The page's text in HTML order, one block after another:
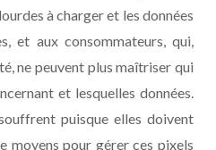
à charger et les données
et aux consommateurs, qui,
ne peuvent plus maîtriser qui
et lesquelles données.
puisque elles doivent
moyens pour gérer ces pixels